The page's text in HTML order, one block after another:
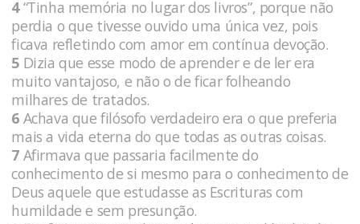
4“Tinha memória no lugar dos livros”, porque não
perdia o que tivesse ouvido uma única vez, pois
ficava refletindo com amor em contínua devoção.
5 Dizia que esse modo de aprender e de ler era
muito vantajoso, e não o de ficar folheando
milhares de tratados.
6 Achava que filósofo verdadeiro era o que preferia
mais a vida eterna do que todas as outras coisas.
7 Afirmava que passaria facilmente do
conhecimento de si mesmo para o conhecimento de
Deus aquele que estudasse as Escrituras com
humildade e sem presunção.